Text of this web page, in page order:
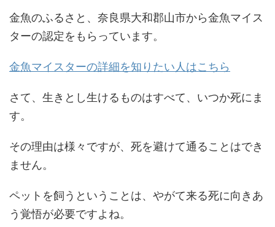
金魚のふるさと、奈良県大和郡山市から金魚マイス
ターの認定をもらっています。
金魚マイスターの詳細を知りたい人はこちら
さて、生きとし生けるものはすべて、いつか死にま
す。
その理由は様々ですが、死を避けて通ることはでき
ません。
ペットを飼うということは、やがて来る死に向きあ
う覚悟が必要ですよね。